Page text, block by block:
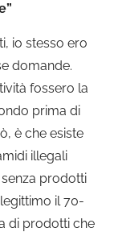
io stesso ero
domande.
fossero la
prima di
è che esiste
illegali
prodotti
il 70-
di prodotti che